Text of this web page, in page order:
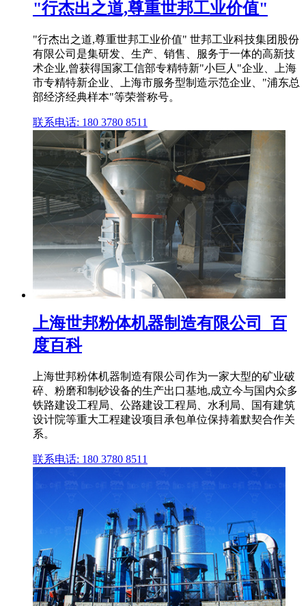
"行杰出之道,尊重世邦工业价值"
"行杰出之道,尊重世邦工业价值" 世邦工业科技集团股份
有限公司是集研发、生产、销售、服务于一体的高新技
术企业,曾获得国家工信部专精特新"小巨人"企业、上海
市专精特新企业、上海市服务型制造示范企业、"浦东总
部经济经典样本"等荣誉称号。
联系电话: 180 3780 8511
上海世邦粉体机器制造有限公司_百
度百科
上海世邦粉体机器制造有限公司作为一家大型的矿业破
碎、粉磨和制砂设备的生产出口基地,成立今与国内众多
铁路建设工程局、公路建设工程局、水利局、国有建筑
设计院等重大工程建设项目承包单位保持着默契合作关
系。
联系电话: 180 3780 8511